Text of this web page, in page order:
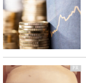
PR